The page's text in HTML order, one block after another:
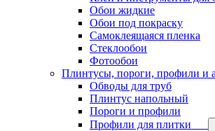
Обои жидкие
Обои под покраску
Самоклеящаяся пленка
Стеклообои
Фотообои
Плинтусы, пороги, профили и
Обводы для труб
Плинтус напольный
Пороги и профили
Профили для плитки